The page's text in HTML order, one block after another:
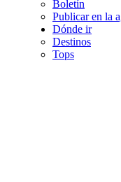
Boletín
Publicar en la
Dónde ir
Destinos
Tops